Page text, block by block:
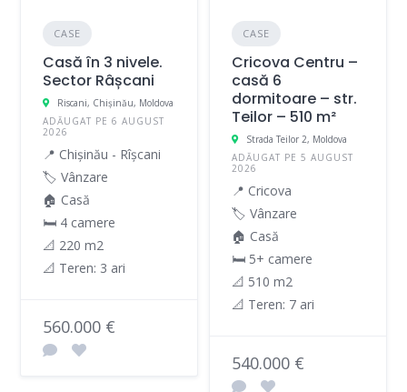
CASE
Casă în 3 nivele.
Sector Râșcani
Riscani, Chișinău, Moldova
ADĂUGAT PE 6 AUGUST
2026
📍 Chișinău - Rîșcani
🏷️ Vânzare
🏠 Casă
🛏 4 camere
📐 220 m2
📐 Teren: 3 ari
560.000 €
CASE
Cricova Centru –
casă 6
dormitoare – str.
Teilor – 510 m²
Strada Teilor 2, Moldova
ADĂUGAT PE 5 AUGUST
2026
📍 Cricova
🏷️ Vânzare
🏠 Casă
🛏 5+ camere
📐 510 m2
📐 Teren: 7 ari
540.000 €